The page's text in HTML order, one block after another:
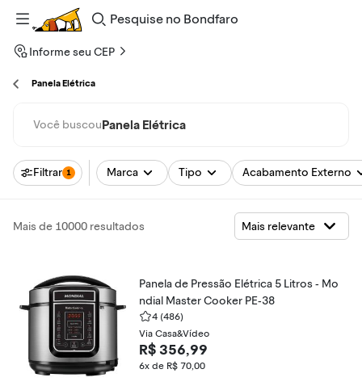
Pesquise
Bondfaro
Informe seu CEP
Panela Elétrica
Você buscouPanela Elétrica
Filtrar 1 Marca Tipo Acabamento Externo
Mais de 10000 resultados
Panela de Pressão Elétrica 5 Litros - Mo
ndial Master Cooker PE-38
4 (486)
Via Casa&Vídeo
R$ 356,99
6x de R$ 70,00